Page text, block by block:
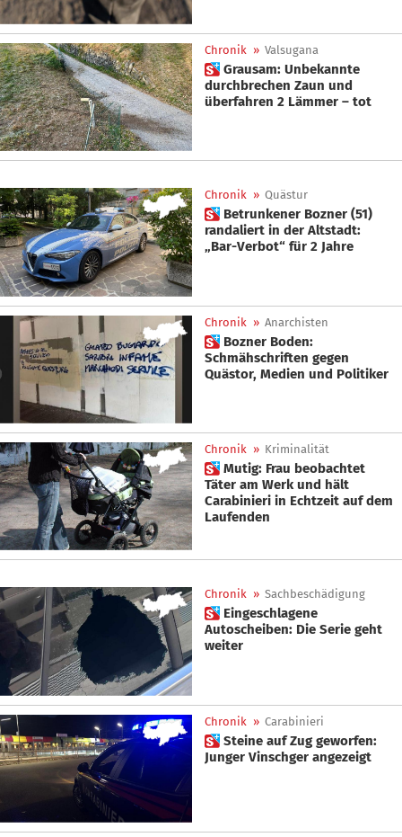
Chronik » Valsugana
 Grausam: Unbekannte
durchbrechen Zaun und
überfahren 2 Lämmer – tot
Chronik » Quästur
 Betrunkener Bozner (51)
randaliert in der Altstadt:
„Bar-Verbot“ für 2 Jahre
Chronik » Anarchisten
 Bozner Boden:
Schmähschriften gegen
Quästor, Medien und Politiker
Chronik » Kriminalität
 Mutig: Frau beobachtet
Täter am Werk und hält
Carabinieri in Echtzeit auf dem
Laufenden
Chronik » Sachbeschädigung
 Eingeschlagene
Autoscheiben: Die Serie geht
weiter
Chronik » Carabinieri
 Steine auf Zug geworfen:
Junger Vinschger angezeigt